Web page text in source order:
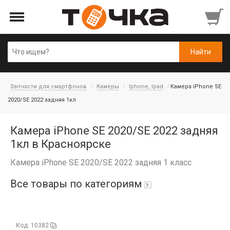
Запчасти для смартфонов Камеры Iphone, Ipad
Камера iPhone SE
2020/SE 2022 задняя 1кл
Камера iPhone SE 2020/SE 2022 задняя
1кл в Красноярске
Камера iPhone SE 2020/SE 2022 задняя 1 класс
Код: 10382
Все товары по категориям